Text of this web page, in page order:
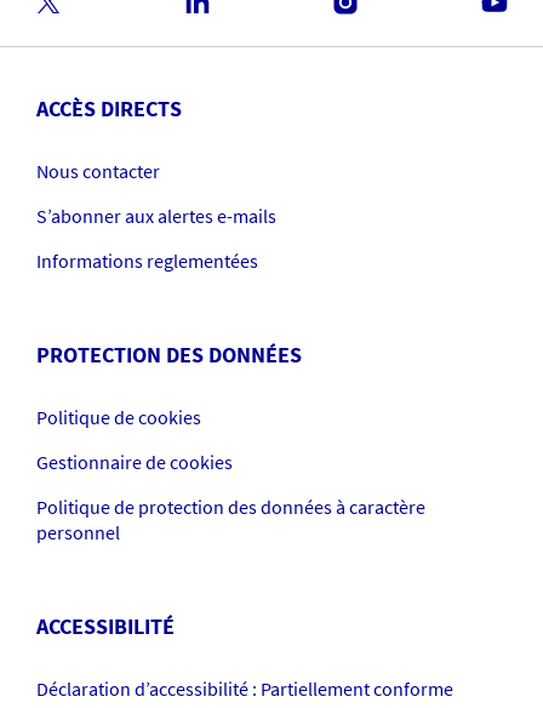
ACCÈS DIRECTS
Nous contacter
S’abonner aux alertes e-mails
Informations reglementées
PROTECTION DES DONNÉES
Politique de cookies
Gestionnaire de cookies
Politique de protection des données à caractère
personnel
ACCESSIBILITÉ
Déclaration d’accessibilité : Partiellement conforme